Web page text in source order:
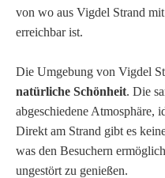
von wo aus Vigdel Strand
erreichbar ist.
Die Umgebung von Vigdel
natürliche Schönheit. Die
abgeschiedene Atmosphäre,
Direkt am Strand gibt es
was den Besuchern
ungestört zu genießen.